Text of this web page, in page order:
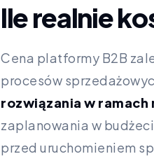
Ile realnie
Cena platformy B2B
procesów
rozwiązania w ramach
zaplanowania w
przed uruchomieniem